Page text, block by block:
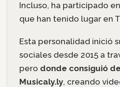
Incluso, ha participado
que han tenido lugar en
Esta personalidad inició
sociales desde 2015 a
pero donde consiguió
Musicaly.ly, creando